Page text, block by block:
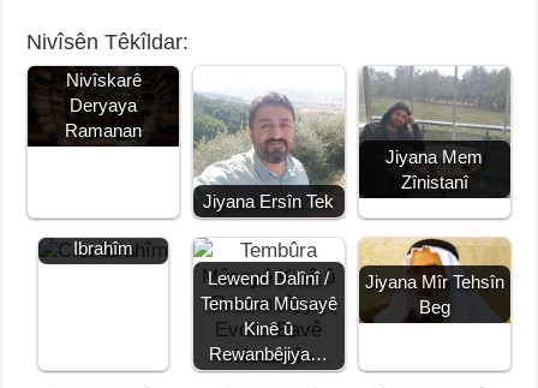
c
e
b
o
k
tt
er
at
s
A
p
ss
e
n
g
er
e
gr
a
m
p
y
Li
n
k
ar
e
Nivîsên Têkîldar:
Hesenê Metê,
Nivîskarê
Deryaya
Ramanan
Jiyana Ersîn Tek
Jiyana Mem
Zînistanî
Jiyana Can
Ibrahîm
Lewend Dalînî /
Tembûra Mûsayê
Kinê û
Rewanbêjiya…
Jiyana Mîr Tehsîn
Beg
Jiyana
Jiyana
Jiyana